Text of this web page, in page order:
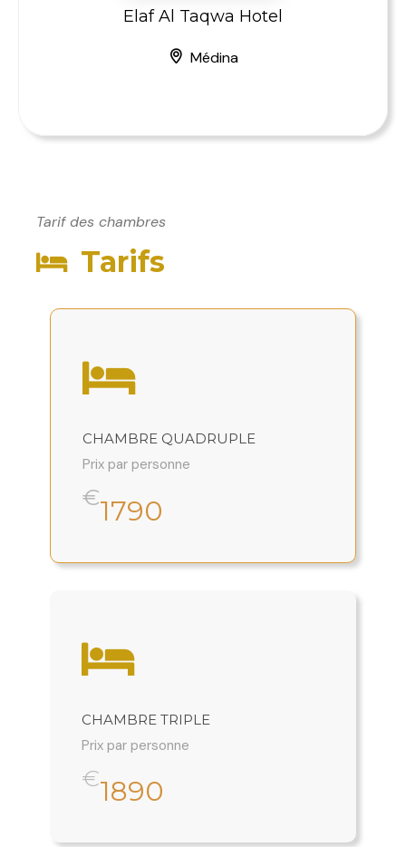
Elaf Al Taqwa Hotel
Médina
Tarif des chambres
Tarifs
CHAMBRE QUADRUPLE
Prix par personne
€1790
CHAMBRE TRIPLE
Prix par personne
€1890